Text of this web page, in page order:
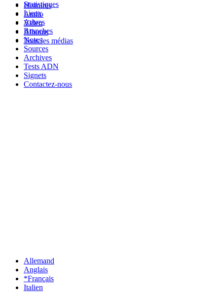
Histoires
Audio
Video
Albums
Tous les médias
Statistiques
Lieux
Arbres
Branches
Notes
Sources
Archives
Tests ADN
Signets
Contactez-nous
Allemand
Anglais
*Français
Italien